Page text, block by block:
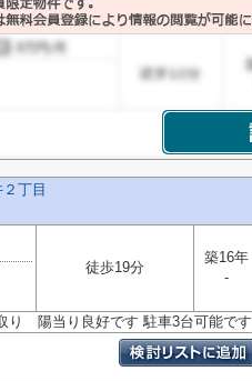
丁目
徒歩19分
築16年
-
り 陽当り良好です 駐車3台可能です